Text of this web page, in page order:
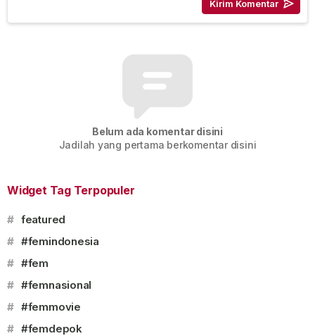
Belum ada komentar disini
Jadilah yang pertama berkomentar disini
Widget Tag Terpopuler
# featured
# #femindonesia
# #fem
# #femnasional
# #femmovie
# #femdepok